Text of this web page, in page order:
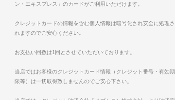
ン・エキスプレス」のカードがご利用いただけます。
クレジットカードの情報を含む個人情報は暗号化され安全に処理さ
れますのでご安心ください。
お支払い回数は1回とさせていただいております。
当店ではお客様のクレジットカード情報（クレジット番号・有効期
限等）は一切取得致しませんのでご安心下さい。